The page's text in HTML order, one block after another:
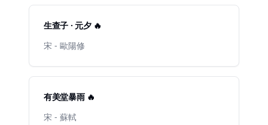
生查子 · 元夕 🔥
宋 - 歐陽修
有美堂暴雨 🔥
宋 - 蘇軾